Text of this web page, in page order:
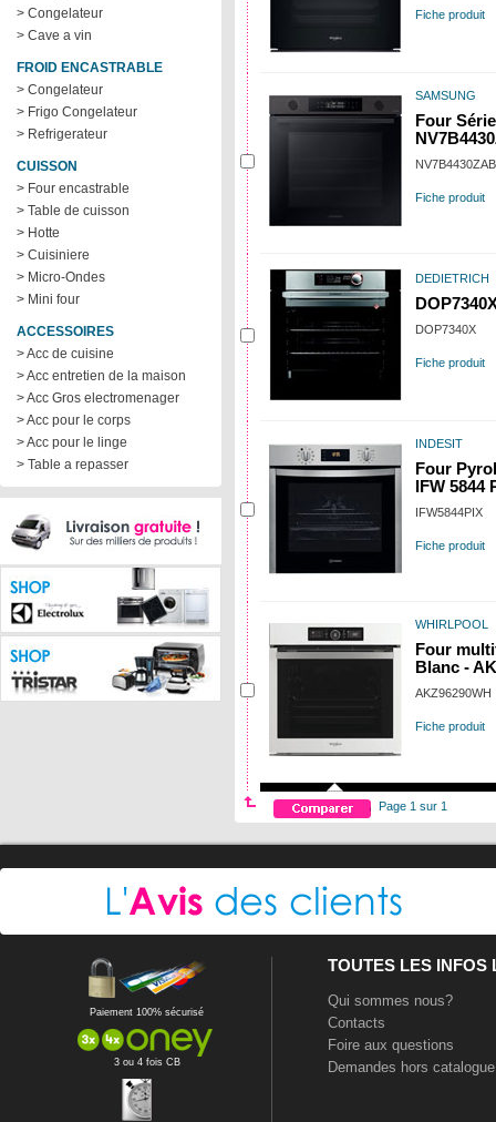
> Congelateur
> Cave a vin
FROID ENCASTRABLE
> Congelateur
> Frigo Congelateur
> Refrigerateur
CUISSON
> Four encastrable
> Table de cuisson
> Hotte
> Cuisiniere
> Micro-Ondes
> Mini four
ACCESSOIRES
> Acc de cuisine
> Acc entretien de la maison
> Acc Gros electromenager
> Acc pour le corps
> Acc pour le linge
> Table a repasser
Fiche produit
SAMSUNG
Four
NV7B4430ZAB
Fiche produit
DEDIETRICH
DOP7340X
Fiche produit
INDESIT
Four
IFW 5844
IFW5844PIX
Fiche produit
WHIRLPOOL
Four
Blanc -
AKZ96290WH
Fiche produit
Page 1 sur 1
Paiement 100% sécurisé
3 ou 4 fois CB
TOUTES LES INFOS
Qui sommes nous?
Contacts
Foire aux questions
Demandes hors catalogue